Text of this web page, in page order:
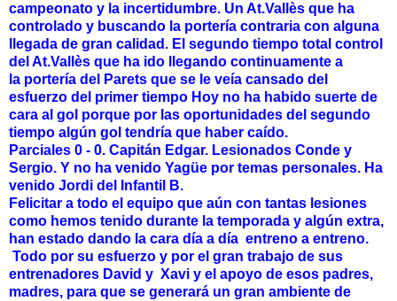
campeonato y la incertidumbre. Un At.Vallès que ha
controlado y buscando la portería contraria con alguna
llegada de gran calidad. El segundo tiempo total control
del At.Vallès que ha ido llegando continuamente a
la portería del Parets que se le veía cansado del
esfuerzo del primer tiempo Hoy no ha habido suerte de
cara al gol porque por las oportunidades del segundo
tiempo algún gol tendría que haber caído.
Parciales 0 - 0. Capitán Edgar. Lesionados Conde y
Sergio. Y no ha venido Yagüe por temas personales. Ha
venido Jordi del Infantil B.
Felicitar a todo el equipo que aún con tantas lesiones
como hemos tenido durante la temporada y algún extra,
han estado dando la cara día a día entreno a entreno.
Todo por su esfuerzo y por el gran trabajo de sus
entrenadores David y Xavi y el apoyo de esos padres,
madres, para que se generará un gran ambiente de